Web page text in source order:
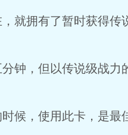
就拥有了暂时获得传
钟，但以传说级战力
候，使用此卡，是最